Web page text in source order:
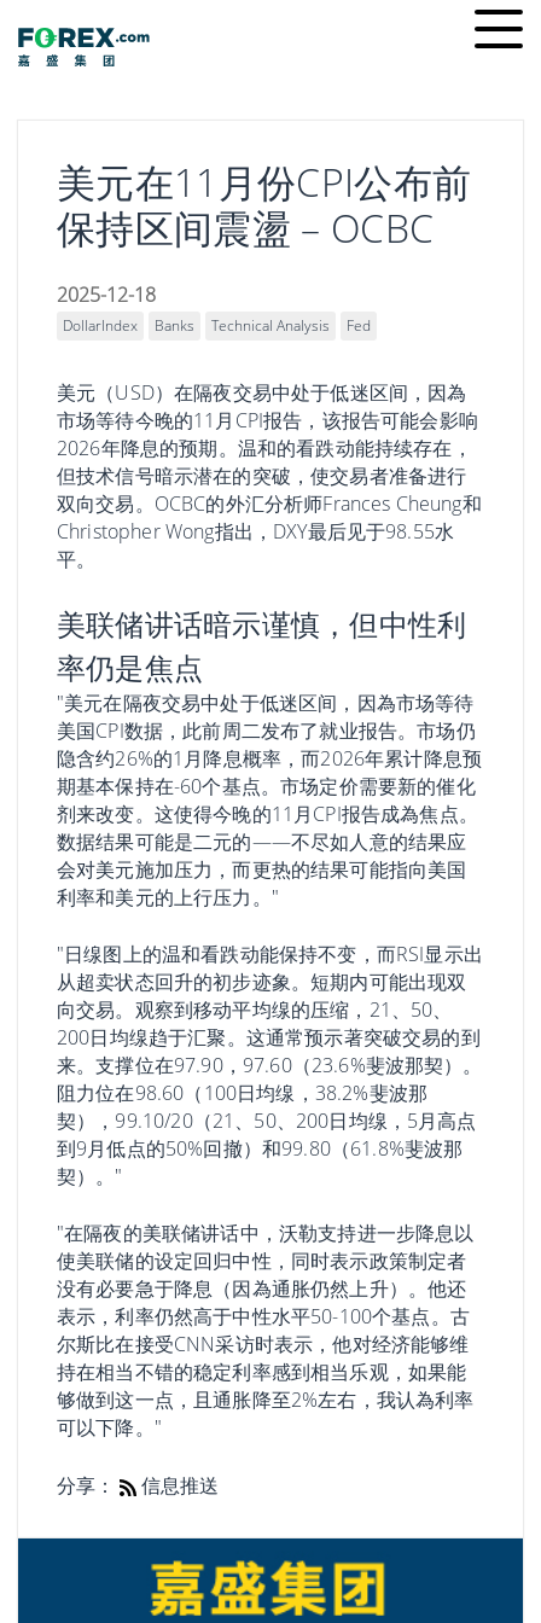
content
美元在11月份CPI公布前
保持区间震盪 – OCBC
2025-12-18
DollarIndex Banks Technical Analysis Fed
美元（USD）在隔夜交易中处于低迷区间，因為
市场等待今晚的11月CPI报告，该报告可能会影响
2026年降息的预期。温和的看跌动能持续存在，
但技术信号暗示潜在的突破，使交易者准备进行
双向交易。OCBC的外汇分析师Frances Cheung和
Christopher Wong指出，DXY最后见于98.55水
平。
美联储讲话暗示谨慎，但中性利
率仍是焦点
"美元在隔夜交易中处于低迷区间，因為市场等待
美国CPI数据，此前周二发布了就业报告。市场仍
隐含约26%的1月降息概率，而2026年累计降息预
期基本保持在-60个基点。市场定价需要新的催化
剂来改变。这使得今晚的11月CPI报告成為焦点。
数据结果可能是二元的——不尽如人意的结果应
会对美元施加压力，而更热的结果可能指向美国
利率和美元的上行压力。"
"日缐图上的温和看跌动能保持不变，而RSI显示出
从超卖状态回升的初步迹象。短期内可能出现双
向交易。观察到移动平均缐的压缩，21、50、
200日均缐趋于汇聚。这通常预示著突破交易的到
来。支撑位在97.90，97.60（23.6%斐波那契）。
阻力位在98.60（100日均缐，38.2%斐波那
契），99.10/20（21、50、200日均缐，5月高点
到9月低点的50%回撤）和99.80（61.8%斐波那
契）。"
"在隔夜的美联储讲话中，沃勒支持进一步降息以
使美联储的设定回归中性，同时表示政策制定者
没有必要急于降息（因為通胀仍然上升）。他还
表示，利率仍然高于中性水平50-100个基点。古
尔斯比在接受CNN采访时表示，他对经济能够维
持在相当不错的稳定利率感到相当乐观，如果能
够做到这一点，且通胀降至2%左右，我认為利率
可以下降。"
分享： 信息推送